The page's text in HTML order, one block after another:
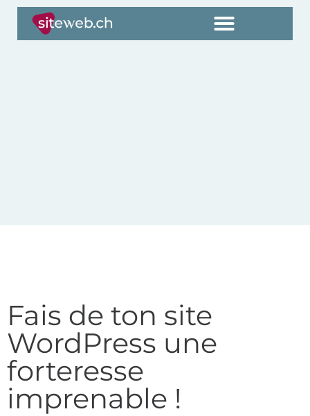
Fais de ton site
WordPress une
forteresse
imprenable !